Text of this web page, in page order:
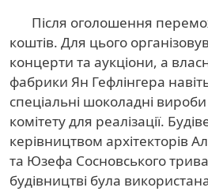
Після оголошення
коштів. Для цього
концерти та аукціони, а
фабрики Ян Гефлінгера
спеціальні шоколадні вироби
комітету для реалізації.
керівництвом архітекторів
та Юзефа Сосновського
будівництві була